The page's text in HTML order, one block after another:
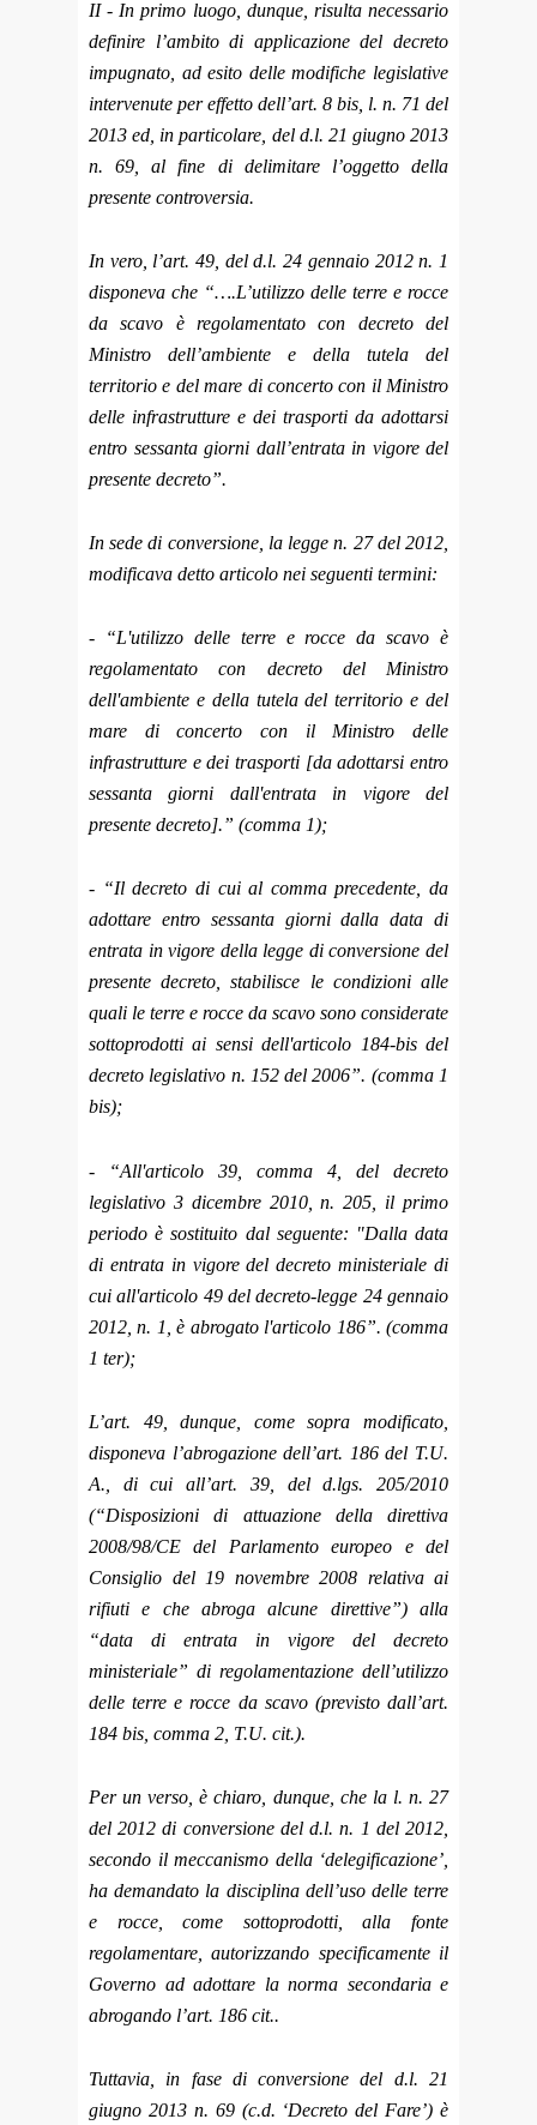
II - In primo luogo, dunque, risulta necessario
definire l’ambito di applicazione del decreto
impugnato, ad esito delle modifiche legislative
intervenute per effetto dell’art. 8 bis, l. n. 71 del
2013 ed, in particolare, del d.l. 21 giugno 2013
n. 69, al fine di delimitare l’oggetto della
presente controversia.
In vero, l’art. 49, del d.l. 24 gennaio 2012 n. 1
disponeva che “….L’utilizzo delle terre e rocce
da scavo è regolamentato con decreto del
Ministro dell’ambiente e della tutela del
territorio e del mare di concerto con il Ministro
delle infrastrutture e dei trasporti da adottarsi
entro sessanta giorni dall’entrata in vigore del
presente decreto”.
In sede di conversione, la legge n. 27 del 2012,
modificava detto articolo nei seguenti termini:
- “L'utilizzo delle terre e rocce da scavo è
regolamentato con decreto del Ministro
dell'ambiente e della tutela del territorio e del
mare di concerto con il Ministro delle
infrastrutture e dei trasporti [da adottarsi entro
sessanta giorni dall'entrata in vigore del
presente decreto].” (comma 1);
- “Il decreto di cui al comma precedente, da
adottare entro sessanta giorni dalla data di
entrata in vigore della legge di conversione del
presente decreto, stabilisce le condizioni alle
quali le terre e rocce da scavo sono considerate
sottoprodotti ai sensi dell'articolo 184-bis del
decreto legislativo n. 152 del 2006”. (comma 1
bis);
- “All'articolo 39, comma 4, del decreto
legislativo 3 dicembre 2010, n. 205, il primo
periodo è sostituito dal seguente: "Dalla data
di entrata in vigore del decreto ministeriale di
cui all'articolo 49 del decreto-legge 24 gennaio
2012, n. 1, è abrogato l'articolo 186”. (comma
1 ter);
L’art. 49, dunque, come sopra modificato,
disponeva l’abrogazione dell’art. 186 del T.U.
A., di cui all’art. 39, del d.lgs. 205/2010
(“Disposizioni di attuazione della direttiva
2008/98/CE del Parlamento europeo e del
Consiglio del 19 novembre 2008 relativa ai
rifiuti e che abroga alcune direttive”) alla
“data di entrata in vigore del decreto
ministeriale” di regolamentazione dell’utilizzo
delle terre e rocce da scavo (previsto dall’art.
184 bis, comma 2, T.U. cit.).
Per un verso, è chiaro, dunque, che la l. n. 27
del 2012 di conversione del d.l. n. 1 del 2012,
secondo il meccanismo della ‘delegificazione’,
ha demandato la disciplina dell’uso delle terre
e rocce, come sottoprodotti, alla fonte
regolamentare, autorizzando specificamente il
Governo ad adottare la norma secondaria e
abrogando l’art. 186 cit..
Tuttavia, in fase di conversione del d.l. 21
giugno 2013 n. 69 (c.d. ‘Decreto del Fare’) è